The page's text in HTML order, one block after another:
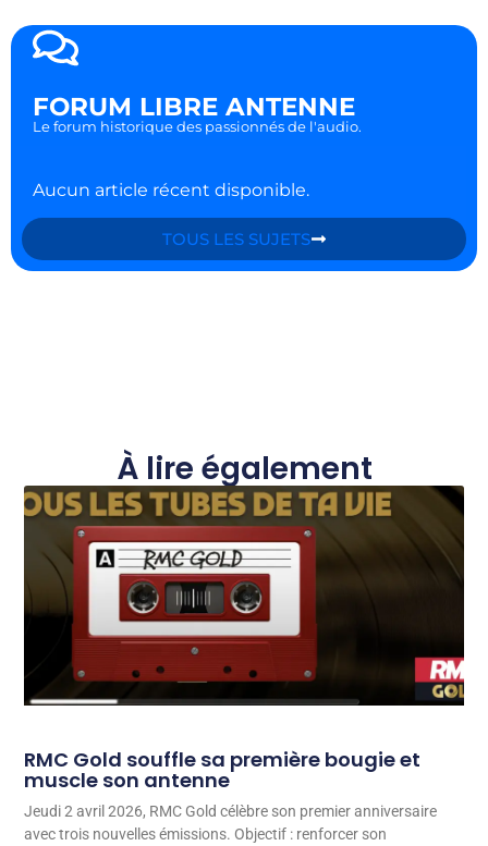
FORUM LIBRE ANTENNE
Le forum historique des passionnés de l'audio.
Aucun article récent disponible.
TOUS LES SUJETS
À lire également
RMC Gold souffle sa première bougie et
muscle son antenne
Jeudi 2 avril 2026, RMC Gold célèbre son premier anniversaire
avec trois nouvelles émissions. Objectif : renforcer son